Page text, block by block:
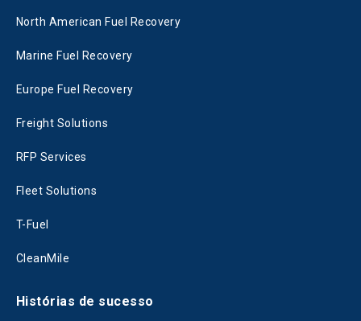
North American Fuel Recovery
Marine Fuel Recovery
Europe Fuel Recovery
Freight Solutions
RFP Services
Fleet Solutions
T-Fuel
CleanMile
Histórias de sucesso